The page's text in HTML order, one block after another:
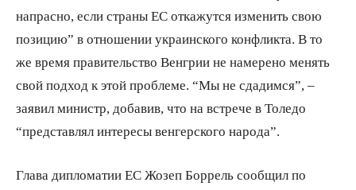
напрасно, если страны ЕС откажутся изменить свою
позицию” в отношении украинского конфликта. В то
же время правительство Венгрии не намерено менять
свой подход к этой проблеме. “Мы не сдадимся”, –
заявил министр, добавив, что на встрече в Толедо
“представлял интересы венгерского народа”.
Глава дипломатии ЕС Жозеп Боррель сообщил по